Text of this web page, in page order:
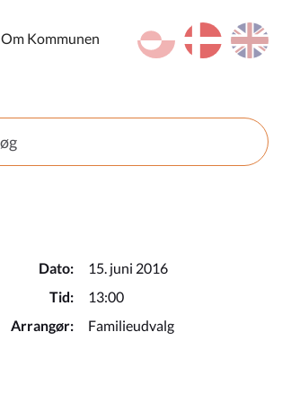
en
da
kl-GL
Om Kommunen
Dato:
15. juni 2016
Tid:
13:00
Arrangør:
Familieudvalg